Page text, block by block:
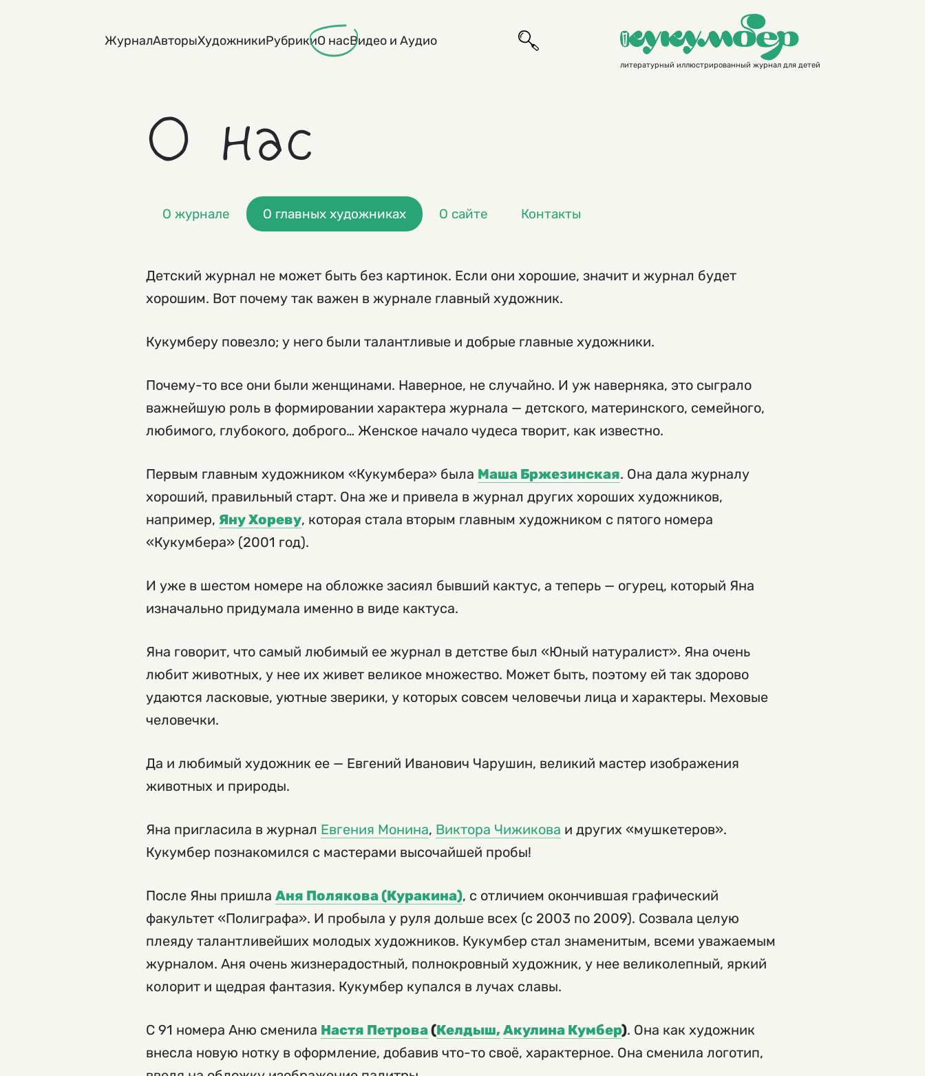
ЖурналАвторыХудожникиРубрикиО насВидео и Аудио
литературный иллюстрированный журнал для детей
О нас
О журнале О главных художниках О сайте Контакты
Детский журнал не может быть без картинок. Если они хорошие, значит и журнал будет
хорошим. Вот почему так важен в журнале главный художник.
Кукумберу повезло; у него были талантливые и добрые главные художники.
Почему-то все они были женщинами. Наверное, не случайно. И уж наверняка, это сыграло
важнейшую роль в формировании характера журнала — детского, материнского, семейного,
любимого, глубокого, доброго… Женское начало чудеса творит, как известно.
Первым главным художником «Кукумбера» была Маша Бржезинская. Она дала журналу
хороший, правильный старт. Она же и привела в журнал других хороших художников,
например, Яну Хореву, которая стала вторым главным художником с пятого номера
«Кукумбера» (2001 год).
И уже в шестом номере на обложке засиял бывший кактус, а теперь — огурец, который Яна
изначально придумала именно в виде кактуса.
Яна говорит, что самый любимый ее журнал в детстве был «Юный натуралист». Яна очень
любит животных, у нее их живет великое множество. Может быть, поэтому ей так здорово
удаются ласковые, уютные зверики, у которых совсем человечьи лица и характеры. Меховые
человечки.
Да и любимый художник ее — Евгений Иванович Чарушин, великий мастер изображения
животных и природы.
Яна пригласила в журнал Евгения Монина, Виктора Чижикова и других «мушкетеров».
Кукумбер познакомился с мастерами высочайшей пробы!
После Яны пришла Аня Полякова (Куракина), с отличием окончившая графический
факультет «Полиграфа». И пробыла у руля дольше всех (с 2003 по 2009). Созвала целую
плеяду талантливейших молодых художников. Кукумбер стал знаменитым, всеми уважаемым
журналом. Аня очень жизнерадостный, полнокровный художник, у нее великолепный, яркий
колорит и щедрая фантазия. Кукумбер купался в лучах славы.
С 91 номера Аню сменила Настя Петрова(Келдыш, Акулина Кумбер). Она как художник
внесла новую нотку в оформление, добавив что-то своё, характерное. Она сменила логотип,